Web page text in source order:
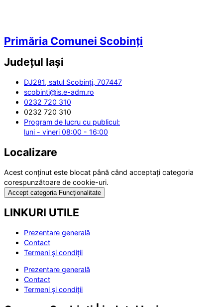
Primăria Comunei Scobinți
Județul Iași
DJ281, satul Scobinți, 707447
scobinti@is.e-adm.ro
0232 720 310
0232 720 310
Program de lucru cu publicul:
luni - vineri 08:00 - 16:00
Localizare
Acest conținut este blocat până când acceptați categoria
corespunzătoare de cookie-uri.
Accept categoria Funcționalitate
LINKURI UTILE
Prezentare generală
Contact
Termeni și condiții
Prezentare generală
Contact
Termeni și condiții